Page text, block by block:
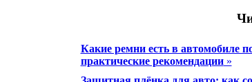
Какие ремни есть в автомобиле
практические рекомендации»